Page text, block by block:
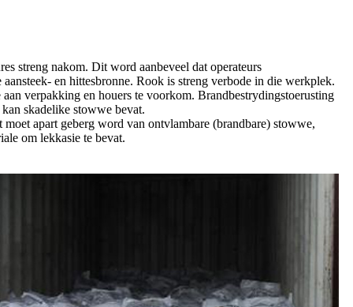
streng nakom. Dit word aanbeveel dat operateurs
en hittesbronne. Rook is streng verbode in die werkplek.
verpakking en houers te voorkom. Brandbestrydingstoerusting
skadelike stowwe bevat.
apart geberg word van ontvlambare (brandbare) stowwe,
om lekkasie te bevat.